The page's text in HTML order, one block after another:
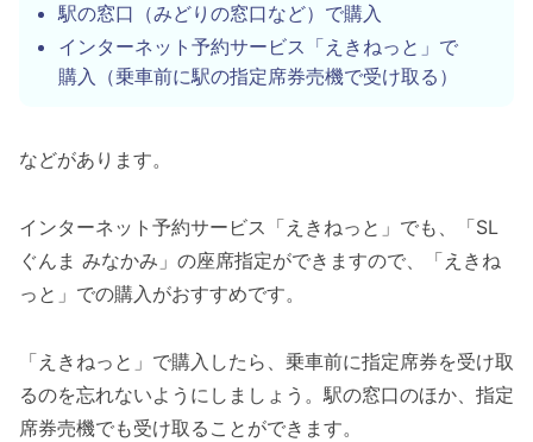
駅の窓口（みどりの窓口など）で購入
インターネット予約サービス「えきねっと」で
購入（乗車前に駅の指定席券売機で受け取る）
などがあります。
インターネット予約サービス「えきねっと」でも、「SL
ぐんま みなかみ」の座席指定ができますので、「えきね
っと」での購入がおすすめです。
「えきねっと」で購入したら、乗車前に指定席券を受け取
るのを忘れないようにしましょう。駅の窓口のほか、指定
席券売機でも受け取ることができます。